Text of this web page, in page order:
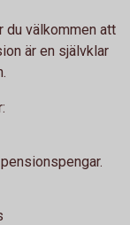
du välkommen att
är en självklar